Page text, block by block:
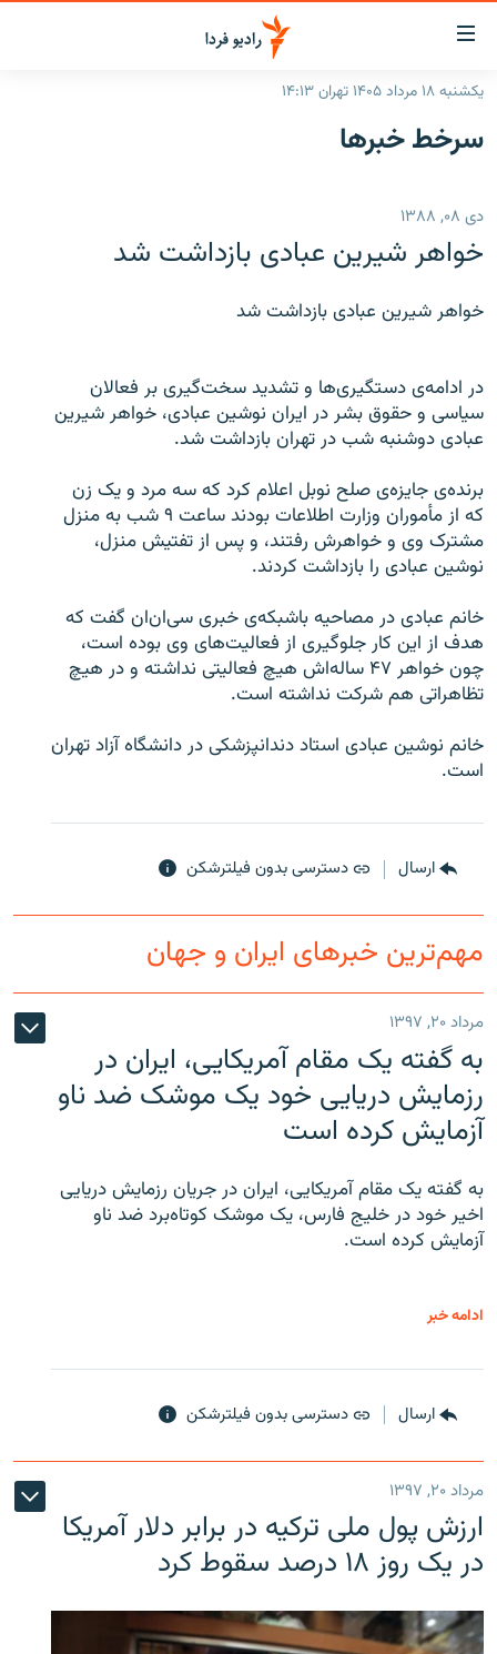
لینک‌های
قابلیت
دسترسی
بازگشت
اصلی
رفتن
صفحه
جستجو
ایران
رادیو
برنامه‌های رادیویی
پادکست
چندرسانه‌ای
گزارش‌های ویدئویی
English
زبان‌های دیگر
یکشنبه ۱۸ مرداد ۱۴۰۵ تهران ۱۴:۱۳
سرخط‌ خبرها
دی ۰۸, ۱۳۸۸
خواهر شيرين عبادی بازداشت شد
خواهر شيرين عبادی بازداشت شد
در ادامه‌ی دستگيری‌ها و تشديد سخت‌گيری بر فعالان
سياسی و حقوق بشر در ايران نوشين عبادی، خواهر شيرين
عبادی دوشنبه شب در تهران بازداشت شد.
برنده‌ی جايزه‌ی صلح نوبل اعلام کرد که سه مرد و يک زن
که از مأموران وزارت اطلاعات بودند ساعت ۹ شب به منزل
مشترک وی و خواهرش رفتند، و پس از تفتيش منزل،
نوشين عبادی را بازداشت کردند.
خانم عبادی در مصاحيه باشبکه‌ی خبری سی‌ان‌ان گفت که
هدف از اين کار جلوگيری از فعاليت‌های وی بوده است،
چون خواهر ۴۷ ساله‌اش هيچ فعاليتی نداشته و در هيچ
تظاهراتی هم شرکت نداشته است.
خانم نوشين عبادی استاد دندانپزشکی در دانشگاه آزاد تهران
است.
ارسال دسترسی بدون فیلترشکن
مهم‌ترین خبرهای ایران و جهان
مرداد ۲۰, ۱۳۹۷
به گفته یک مقام آمریکایی، ایران در
رزمایش دریایی خود یک موشک ضد ناو
آزمایش کرده است
به گفته یک مقام آمریکایی، ایران در جریان رزمایش دریایی
اخیر خود در خلیج فارس، یک موشک کوتاه‌برد ضد ناو
آزمایش کرده است.
ادامه خبر
ارسال دسترسی بدون فیلترشکن
مرداد ۲۰, ۱۳۹۷
ارزش پول ملی ترکیه در برابر دلار آمریکا
در یک روز ۱۸ درصد سقوط کرد